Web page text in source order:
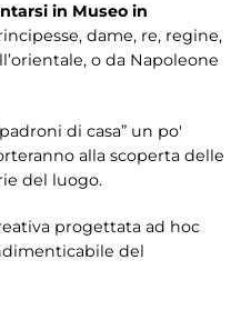
in Museo in
dame, re, regine,
o da Napoleone
di casa” un po'
alla scoperta delle
del luogo.
progettata ad hoc
del